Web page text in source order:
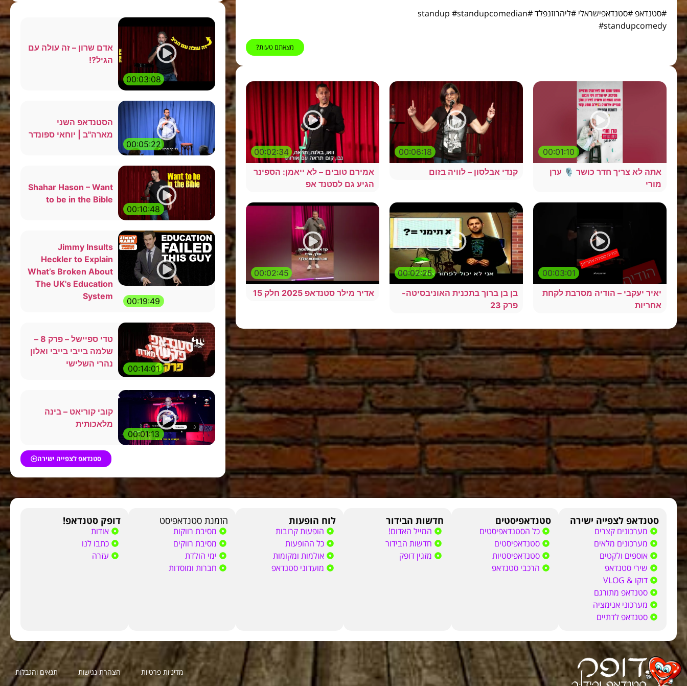
#סטנדאפ #סטנדאפישראלי #ליהרוזנפלד #standup #standupcomedian
#standupcomedy
מצאתם טעות?
00:01:10
אתה לא צריך חדר כושר 🎙️ ערן
מורי
00:06:18
קנדי אבלסון – לוויה בזום
00:02:34
אמירם טובים – לא ייאמן: הספינר
הגיע גם לסטנד אפ
00:03:01
יאיר יעקבי – הודיה מסרבת לקחת
אחריות
00:02:25
בן בן ברוך בתכנית האוניבסיטה-
פרק 23
00:02:45
אדיר מילר סטנדאפ 2025 חלק 15
00:03:08
אדם שרון – זה עולה עם
הגיל?!
00:05:22
הסטנדאפ השני
מארה"ב | יוחאי ספונדר
00:10:48
Shahar Hason – Want
to be in the Bible
00:19:49
Jimmy Insults
Heckler to Explain
What’s Broken About
The UK's Education
System
00:14:01
טדי ספיישל – פרק 8 –
שלמה בייבי בייבי ואלון
נהרי השלישי
00:01:13
קובי קוריאט – בינה
מלאכותית
סטנדאפ לצפייה ישירה
סטנדאפ לצפייה ישירה
מערכונים קצרים
מערכונים מלאים
אוספים ולקטים
שירי סטנדאפ
דוקו & VLOG
סטנדאפ מתורגם
מערכוני אנימציה
סטנדאפ לדתיים
סטנדאפיסטים
כל הסטנדאפיסטים
סטנדאפיסטים
סטנדאפיסטיות
הרכבי סטנדאפ
חדשות הבידור
המייל האדום!
חדשות הבידור
מזגין דופק
לוח הופעות
הופעות קרובות
כל ההופעות
אולמות ומקומות
מועדוני סטנדאפ
הזמנת סטנדאפיסט
מסיבת רווקות
מסיבת רווקים
ימי הולדת
חברות ומוסדות
דופק סטנדאפ!
אודות
כתבו לנו
עזרה
מדיניות פרטיות הצהרת נגישות תנאים והגבלות